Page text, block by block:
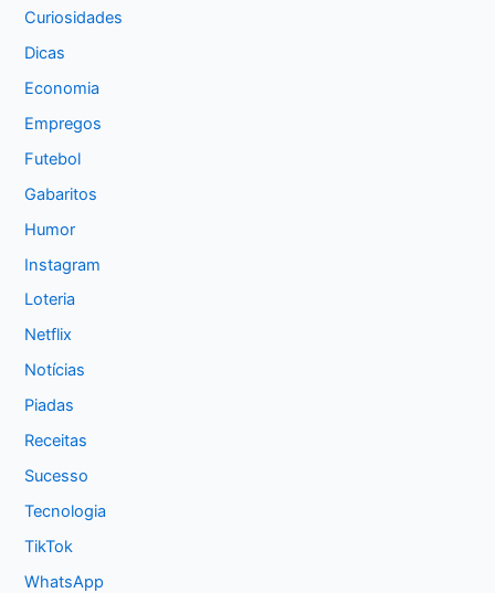
Curiosidades
Dicas
Economia
Empregos
Futebol
Gabaritos
Humor
Instagram
Loteria
Netflix
Notícias
Piadas
Receitas
Sucesso
Tecnologia
TikTok
WhatsApp